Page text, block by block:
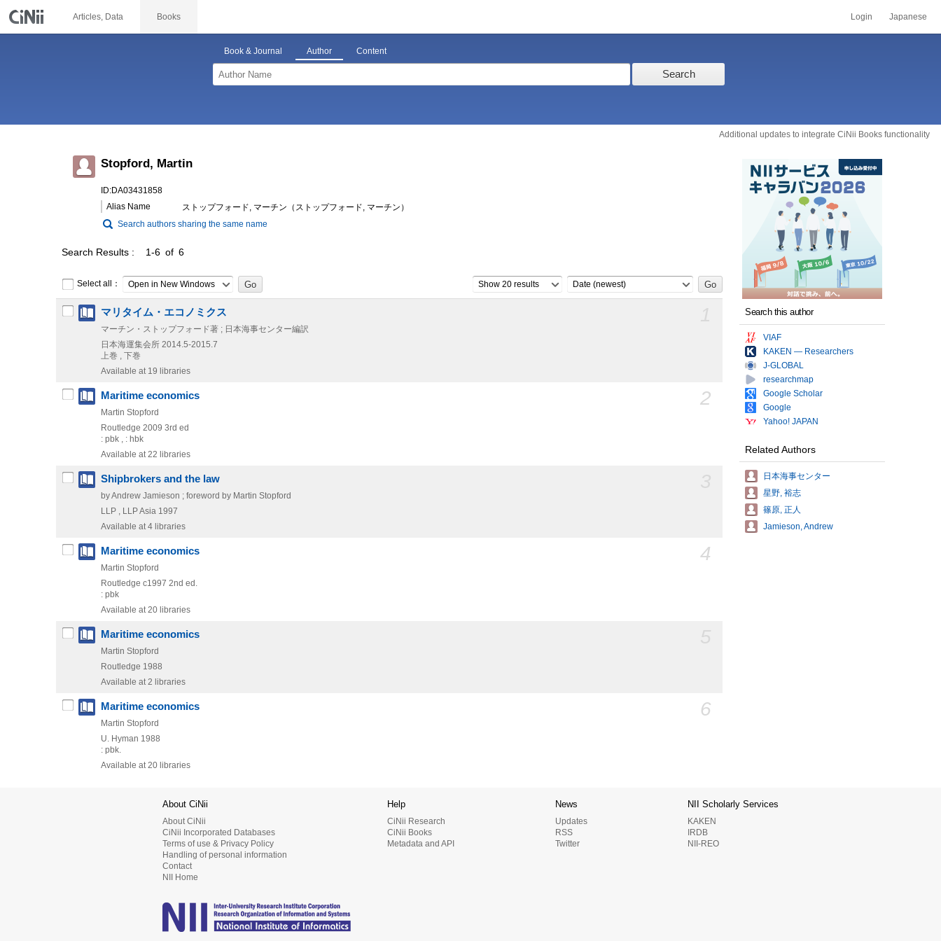
Articles, Data Books Login Japanese
Book & Journal Author Content
Search
Additional updates to integrate CiNii Books functionality
Stopford, Martin
ID:DA03431858
Alias Name
ストップフォード, マーチン（ストップフォード, マーチン）
Search authors sharing the same name
Search Results 1-6 of 6
Select all： Open in New Windows Show 20 results Date (newest)
マリタイム・エコノミクス
マーチン・ストップフォード著 ; 日本海事センター編訳
日本海運集会所 2014.5-2015.7
上巻 , 下巻
Available at 19 libraries
2
Maritime economics
Martin Stopford
Routledge 2009 3rd ed
: pbk , : hbk
Available at 22 libraries
Shipbrokers and the law
by Andrew Jamieson ; foreword by Martin Stopford
LLP , LLP Asia 1997
Available at 4 libraries
4
Maritime economics
Martin Stopford
Routledge c1997 2nd ed.
: pbk
Available at 20 libraries
Maritime economics
Martin Stopford
Routledge 1988
Available at 2 libraries
6
Maritime economics
Martin Stopford
U. Hyman 1988
: pbk.
Available at 20 libraries
Search this author
VIAF
KAKEN — Researchers
J-GLOBAL
researchmap
Google Scholar
Google
Yahoo! JAPAN
Related Authors
日本海事センター
星野, 裕志
篠原, 正人
Jamieson, Andrew
About CiNii
About CiNii
CiNii Incorporated Databases
Terms of use & Privacy Policy
Handling of personal information
Contact
NII Home
Help
CiNii Research
CiNii Books
Metadata and API
News
Updates
RSS
Twitter
NII Scholarly Services
KAKEN
IRDB
NII-REO